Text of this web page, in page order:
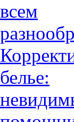
всем
белье: